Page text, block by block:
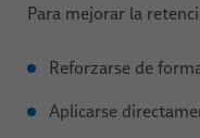
Para mejorar la
Reforzarse de
Aplicarse